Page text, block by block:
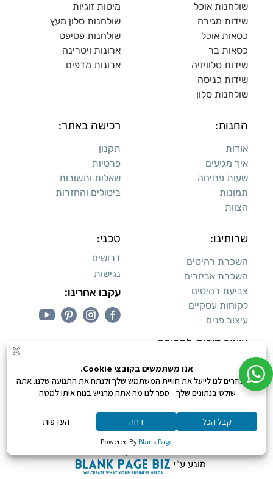
שולחנות אוכל
שידות מגירה
כסאות אוכל
כסאות בר
שידות טלוויזיה
שידות כניסה
שולחנות סלון
מיטות זוגיות
שולחנות סלון מעץ
שולחנות פסיפס
ארונות ויטרינה
ארונות מדפים
החנות:
אודות
איך מגיעים
שעות פתיחה
תמונות
הצוות
רכישה באתר:
תקנון
פרטיות
שאלות ותשובות
ביטולים והחזרות
שרותינו:
השכרת רהיטים
השכרת אביזרים
צביעת רהיטים
לקוחות עסקיים
עיצוב פנים
עיצוב דירות למכירה:
טכני:
דרושים
נגישות
עקבו אחרינו:
קנייה מאובטחת
מונע ע"י